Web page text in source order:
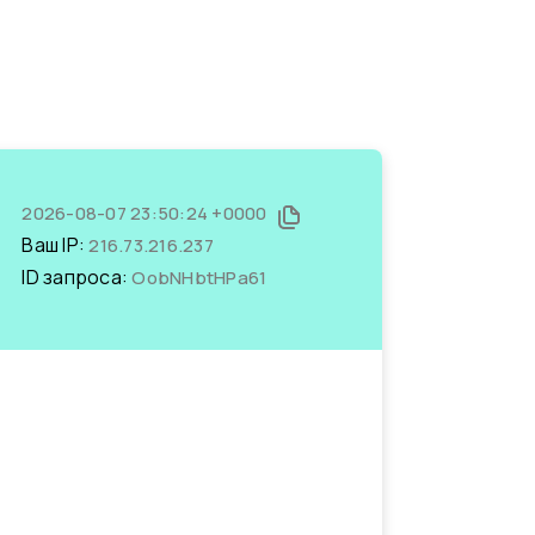
2026-08-07 23:50:24 +0000
Ваш IP:216.73.216.237
ID запроса:OobNHbtHPa61